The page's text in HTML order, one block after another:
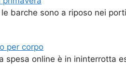
barche sono a riposo nei
per corpo
spesa online è in ininterrotta